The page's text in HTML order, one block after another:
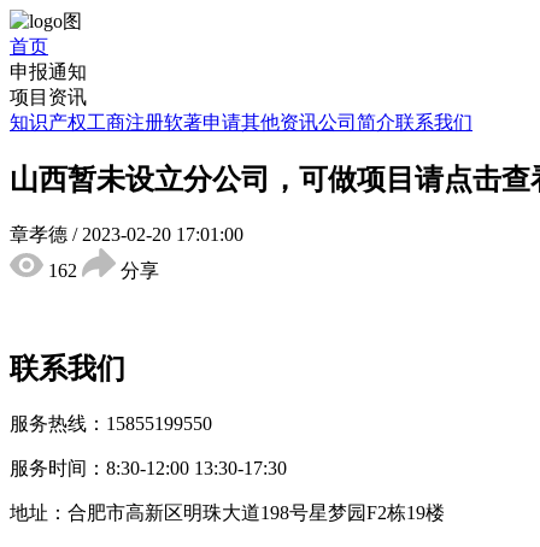
首页
申报通知
项目资讯
知识产权工商注册软著申请其他资讯公司简介联系我们
山西暂未设立分公司，可做项目请点击查
章孝德 / 2023-02-20 17:01:00
162
分享
联系我们
服务热线：15855199550
服务时间：8:30-12:00 13:30-17:30
地址：合肥市高新区明珠大道198号星梦园F2栋19楼